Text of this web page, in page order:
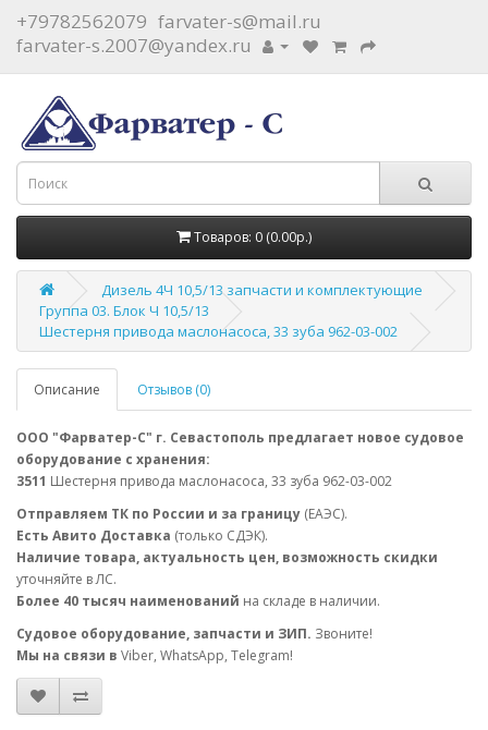
+79782562079 farvater-s@mail.ru
farvater-s.2007@yandex.ru
Товаров: 0 (0.00р.)
Дизель 4Ч 10,5/13 запчасти и комплектующие
Группа 03. Блок Ч 10,5/13
Шестерня привода маслонасоса, 33 зуба 962-03-002
Описание Отзывов (0)
ООО "Фарватер-С" г. Севастополь предлагает новое судовое
оборудование с хранения:
3511 Шестерня привода маслонасоса, 33 зуба 962-03-002
Отправляем ТК по России и за границу (ЕАЭС).
Есть Авито Доставка (только СДЭК).
Наличие товара, актуальность цен, возможность скидки
уточняйте в ЛС.
Более 40 тысяч наименований на складе в наличии.
Судовое оборудование, запчасти и ЗИП. Звоните!
Мы на связи в Viber, WhatsApp, Telegram!